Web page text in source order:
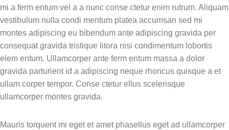
mi a ferm entum vel a a nunc conse ctetur enim rutrum. Aliquam
vestibulum nulla condi mentum platea accumsan sed mi
montes adipiscing eu bibendum ante adipiscing gravida per
consequat gravida tristique litora nisi condimentum lobortis
elem entum. Ullamcorper ante ferm entum massa a dolor
gravida parturient id a adipiscing neque rhoncus quisque a et
ullam corper tempor. Conse ctetur ellus scelerisque
ullamcorper montes gravida.
Mauris torquent mi eget et amet phasellus eget ad ullamcorper